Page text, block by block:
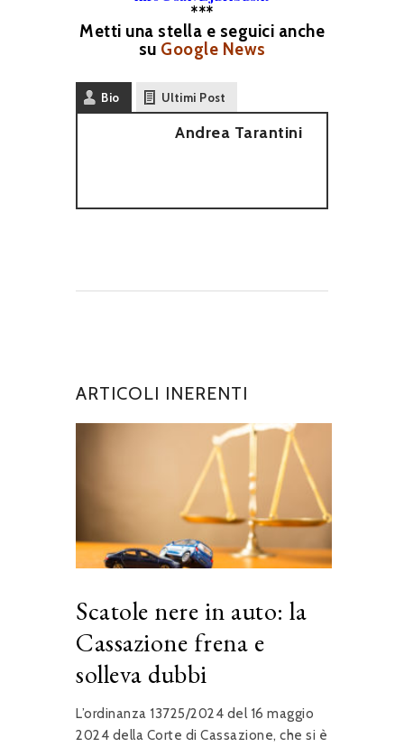
***
Metti una stella e seguici anche
su Google News
Bio Ultimi Post
Andrea Tarantini
ARTICOLI INERENTI
Scatole nere in auto: la
Cassazione frena e
solleva dubbi
L’ordinanza 13725/2024 del 16 maggio
2024 della Corte di Cassazione, che si è